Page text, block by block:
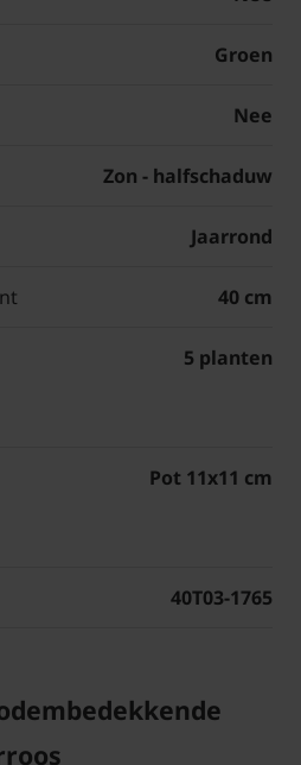
Groen
Nee
Zon - halfschaduw
Jaarrond
40 cm
5 planten
Pot 11x11 cm
40T03-1765